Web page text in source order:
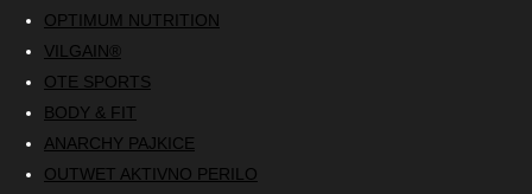
OPTIMUM NUTRITION
VILGAIN®
OTE SPORTS
BODY & FIT
ANARCHY PAJKICE
OUTWET AKTIVNO PERILO